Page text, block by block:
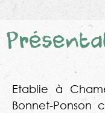
Etablie à
Bonnet-Ponson